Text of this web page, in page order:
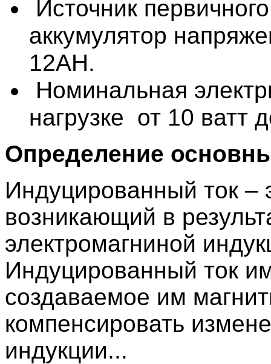
Источник
аккумулятор
12AH.
Номинальная
нагрузке от 10 ватт
Определение
Индуцированный ток –
возникающий в
электромагниной
Индуцированный ток
создаваемое им
компенсировать
индукции...